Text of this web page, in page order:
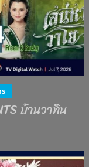
บ้านวาทิน